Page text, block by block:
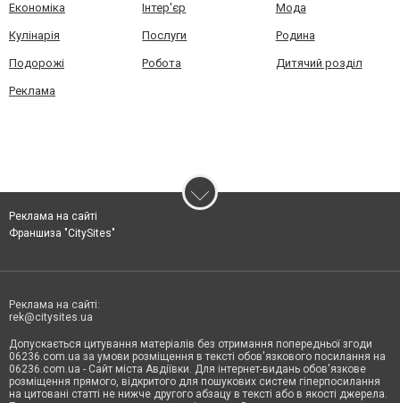
Економіка Інтер'єр Мода
Кулінарія Послуги Родина
Подорожі Робота Дитячий розділ
Реклама
Реклама на сайті
Франшиза "CitySites"
Реклама на сайті:
rek@citysites.ua
Допускається цитування матеріалів без отримання попередньої згоди
06236.com.ua за умови розміщення в тексті обов'язкового посилання на
06236.com.ua - Сайт міста Авдіївки. Для інтернет-видань обов'язкове
розміщення прямого, відкритого для пошукових систем гіперпосилання
на цитовані статті не нижче другого абзацу в тексті або в якості джерела.